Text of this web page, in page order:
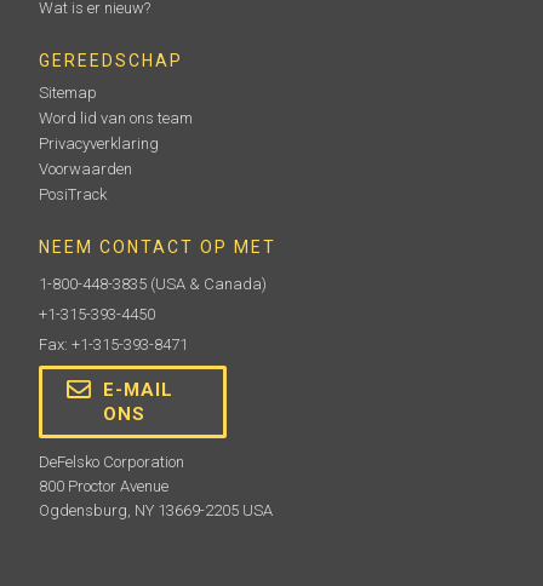
Wat is er nieuw?
GEREEDSCHAP
Sitemap
Word lid van ons team
Privacyverklaring
Voorwaarden
PosiTrack
NEEM CONTACT OP MET
1-800-448-3835 (USA & Canada)
+1-315-393-4450
Fax: +1-315-393-8471
E-MAIL
ONS
DeFelsko Corporation
800 Proctor Avenue
Ogdensburg, NY 13669-2205 USA